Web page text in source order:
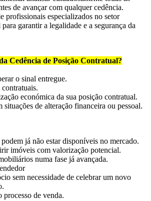
de avançar com qualquer cedência.
profissionais especializados no setor
garantir a legalidade e a segurança da
Cedência de Posição Contratual?
o sinal entregue.
económica da sua posição contratual.
de alteração financeira ou pessoal.
já não estar disponíveis no mercado.
imóveis com valorização potencial.
numa fase já avançada.
sem necessidade de celebrar um novo
processo de venda.